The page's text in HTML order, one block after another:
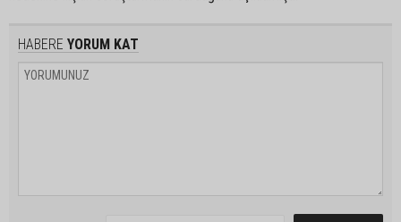
HABERE YORUM KAT